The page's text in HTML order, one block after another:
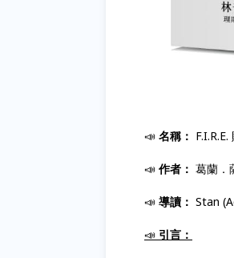
📣 名稱：
📣 作者： 葛蘭．
📣 導讀： Stan
📣 引言：